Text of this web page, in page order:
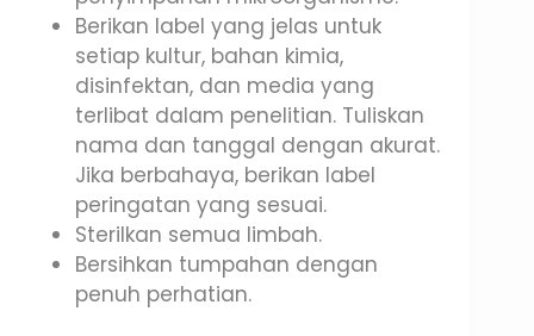
Berikan label yang jelas untuk
setiap kultur, bahan kimia,
disinfektan, dan media yang
terlibat dalam penelitian. Tuliskan
nama dan tanggal dengan akurat.
Jika berbahaya, berikan label
peringatan yang sesuai.
Sterilkan semua limbah.
Bersihkan tumpahan dengan
penuh perhatian.